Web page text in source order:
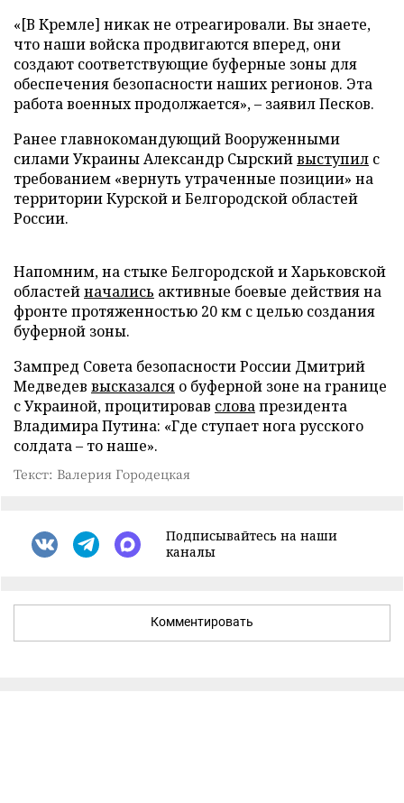
«[В Кремле] никак не отреагировали. Вы знаете,
что наши войска продвигаются вперед, они
создают соответствующие буферные зоны для
обеспечения безопасности наших регионов. Эта
работа военных продолжается», – заявил Песков.
Ранее главнокомандующий Вооруженными
силами Украины Александр Сырскийвыступил с
требованием «вернуть утраченные позиции» на
территории Курской и Белгородской областей
России.
Напомним, на стыке Белгородской и Харьковской
областейначались активные боевые действия на
фронте протяженностью 20 км с целью создания
буферной зоны.
Зампред Совета безопасности России Дмитрий
Медведев высказался о буферной зоне на границе
с Украиной, процитировав словапрезидента
Владимира Путина: «Где ступает нога русского
солдата – то наше».
Текст: Валерия Городецкая
Подписывайтесь на наши
каналы
Комментировать